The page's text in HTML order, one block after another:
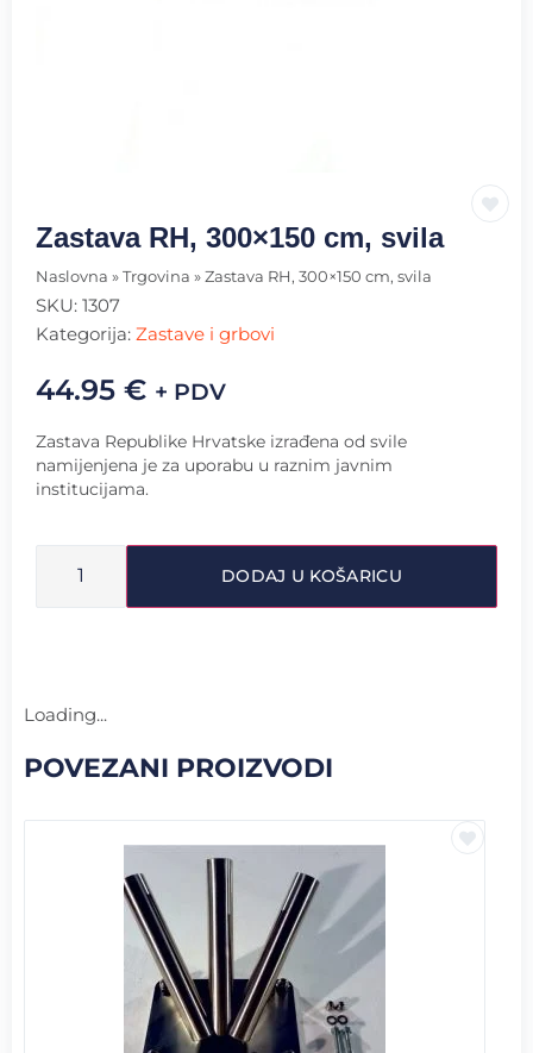
Zastava RH, 300×150 cm, svila
Naslovna » Trgovina » Zastava RH, 300×150 cm, svila
SKU: 1307
Kategorija: Zastave i grbovi
44.95 € + PDV
Zastava Republike Hrvatske izrađena od svile
namijenjena je za uporabu u raznim javnim
institucijama.
DODAJ U KOŠARICU
Loading...
POVEZANI PROIZVODI